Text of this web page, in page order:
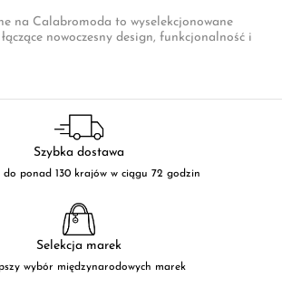
na Calabromoda to wyselekcjonowane
nowoczesny design, funkcjonalność i
Szybka dostawa
do ponad 130 krajów w ciągu 72 godzin
Selekcja marek
wybór międzynarodowych marek